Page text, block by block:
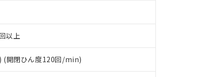
以上
(開閉ひん度120回/min)